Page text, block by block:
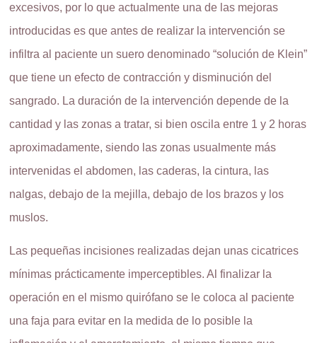
excesivos, por lo que actualmente una de las mejoras
introducidas es que antes de realizar la intervención se
infiltra al paciente un suero denominado “solución de Klein”
que tiene un efecto de contracción y disminución del
sangrado. La duración de la intervención depende de la
cantidad y las zonas a tratar, si bien oscila entre 1 y 2 horas
aproximadamente, siendo las zonas usualmente más
intervenidas el abdomen, las caderas, la cintura, las
nalgas, debajo de la mejilla, debajo de los brazos y los
muslos.
Las pequeñas incisiones realizadas dejan unas cicatrices
mínimas prácticamente imperceptibles. Al finalizar la
operación en el mismo quirófano se le coloca al paciente
una faja para evitar en la medida de lo posible la